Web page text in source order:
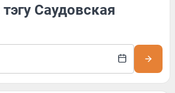
Саудовская